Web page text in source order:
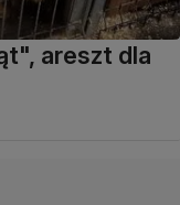
areszt dla